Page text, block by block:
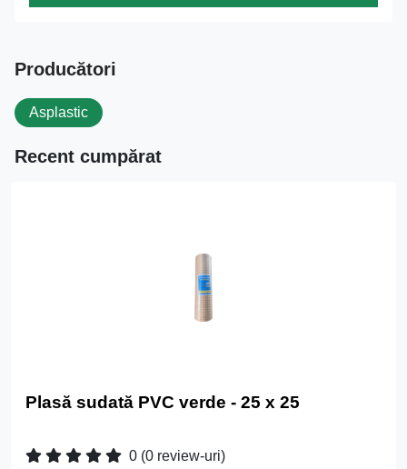
Producători
Asplastic
Recent cumpărat
Plasă sudată PVC verde - 25 x 25
0 (0 review-uri)